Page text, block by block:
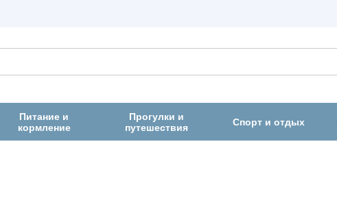
Питание и
кормление
Прогулки и
путешествия
Спорт и отдых